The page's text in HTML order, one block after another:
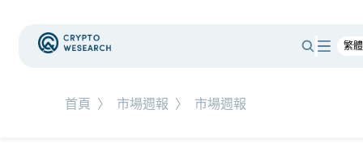
首頁 〉 市場週報 〉 市場週報